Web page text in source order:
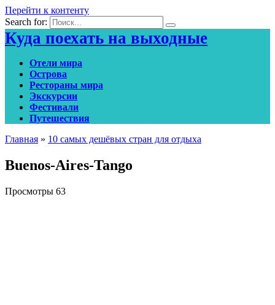
Перейти к контенту
Search for:
Куда поехать на выходные
Отели мира
Острова
Рестораны мира
Экскурсии
Фестивали
Путешествия
Главная » 10 самых дешёвых стран для отдыха
Buenos-Aires-Tango
Просмотры 63